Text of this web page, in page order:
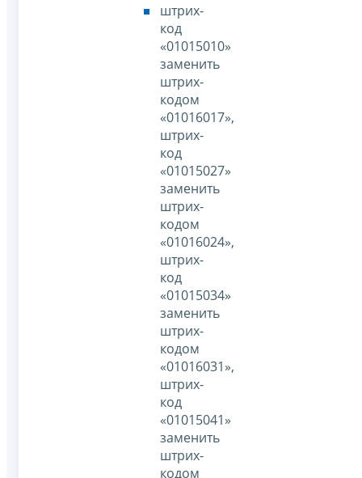
штрих-
код
«01015010»
заменить
штрих-
кодом
«01016017»,
штрих-
код
«01015027»
заменить
штрих-
кодом
«01016024»,
штрих-
код
«01015034»
заменить
штрих-
кодом
«01016031»,
штрих-
код
«01015041»
заменить
штрих-
кодом